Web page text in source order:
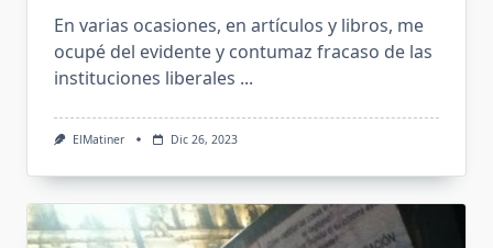
En varias ocasiones, en artículos y libros, me
ocupé del evidente y contumaz fracaso de las
instituciones liberales ...
ElMatiner Dic 26, 2023